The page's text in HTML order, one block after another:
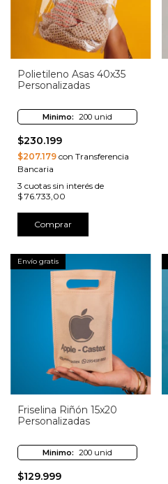
Polietileno Asas 40x35
Personalizadas
Minimo: 200 unid
$230.199
$207.179 con Transferencia
Bancaria
3 cuotas sin interés de
$ 76.733,00
Comprar
Envío gratis
Friselina Riñón 15x20
Personalizadas
Minimo: 200 unid
$129.999